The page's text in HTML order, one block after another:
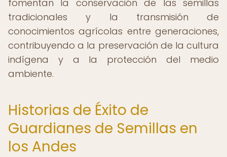
fomentan la conservación de las semillas
tradicionales y la transmisión de
conocimientos agrícolas entre generaciones,
contribuyendo a la preservación de la cultura
indígena y a la protección del medio
ambiente.
Historias de Éxito de
Guardianes de Semillas en
los Andes